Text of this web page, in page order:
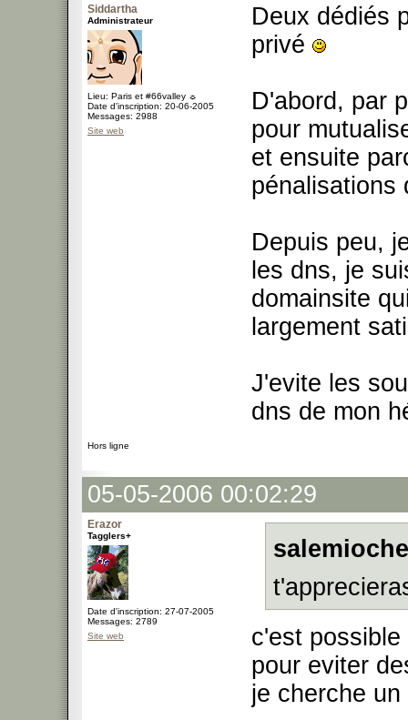
Siddartha
Administrateur
Lieu: Paris et #66valley ☼
Date d'inscription: 20-06-2005
Messages: 2988
Site web
Deux dédiés
privé
D'abord, par
pour
et ensuite
pénalisations
Depuis peu,
les dns, je
domainsite
largement
J'evite les
dns de mon
Hors ligne
05-05-2006 00:02:29
Erazor
Tagglers+
Date d'inscription: 27-07-2005
Messages: 2789
Site web
c'est
pour eviter
je cherche